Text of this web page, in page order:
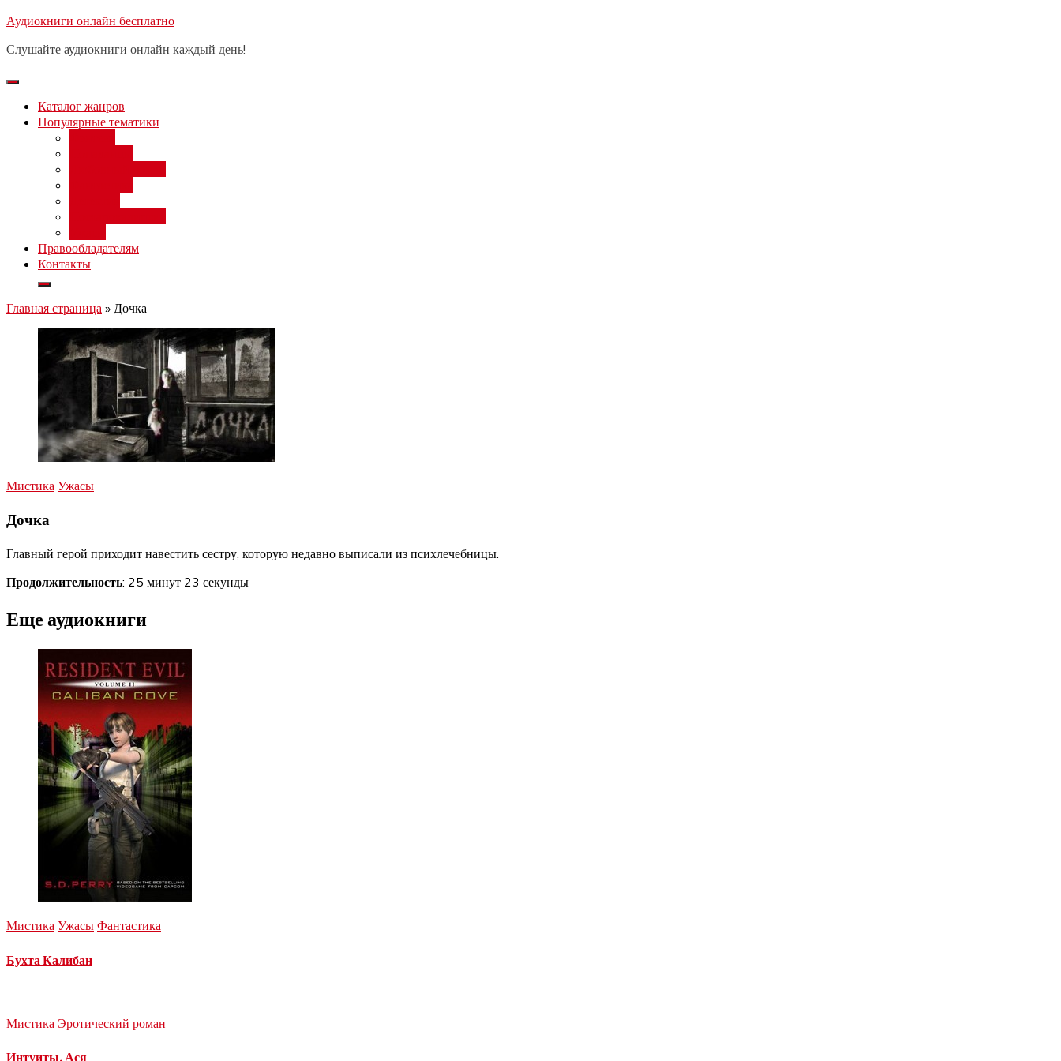
Перейти
содержимому
Аудиокниги онлайн бесплатно
Слушайте аудиокниги онлайн каждый день!
Каталог жанров
Популярные тематики
Правообладателям
Контакты
Главная страница » Дочка
Мистика Ужасы
Дочка
Главный герой приходит навестить сестру, которую недавно выписали из психлечебницы.
Продолжительность: 25 минут 23 секунды
Еще аудиокниги
Мистика Ужасы Фантастика
Бухта Калибан
Мистика Эротический роман